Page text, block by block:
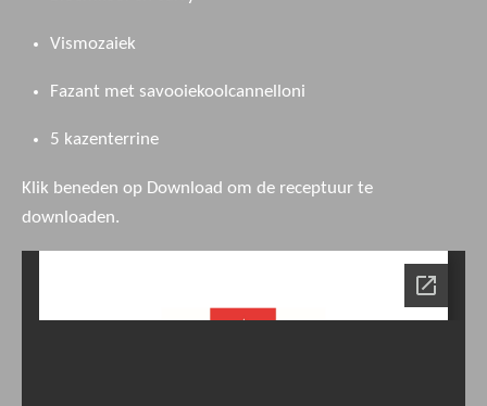
Vismozaiek
Fazant met savooiekoolcannelloni
5 kazenterrine
Klik beneden op Download om de receptuur te
downloaden.